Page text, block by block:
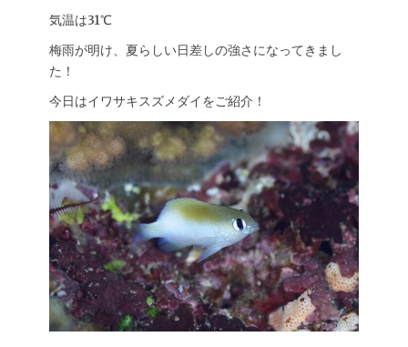
気温は31℃
梅雨が明け、夏らしい日差しの強さになってきまし
た！
今日はイワサキスズメダイをご紹介！